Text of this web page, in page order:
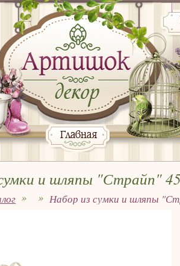
Главная
и шляпы "Страйп"
Набор из сумки и шляпы